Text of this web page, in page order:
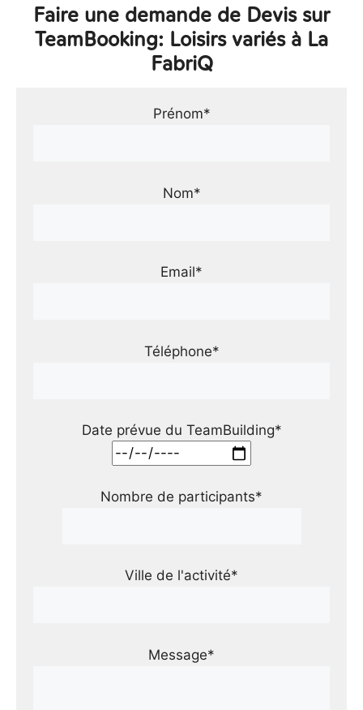
Faire une demande de Devis sur
TeamBooking: Loisirs variés à La
FabriQ
Prénom*
Nom*
Email*
Téléphone*
Date prévue du TeamBuilding*
Nombre de participants*
Ville de l'activité*
Message*